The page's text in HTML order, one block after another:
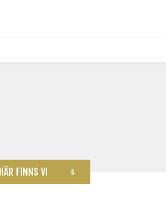
HÄR FINNS VI